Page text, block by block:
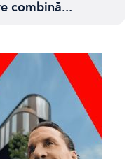
combină...